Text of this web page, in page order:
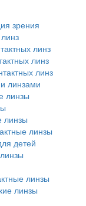
зрения
линз
линз
линз
линзами
линзы
линзы
линзы
детей
линзы
линзы